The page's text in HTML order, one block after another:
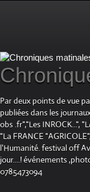
Par deux points de vue
publiées dans les
obs .fr","Les INROCK...",
"La FRANCE
l'Humanité. festival off
jour....! événements
0785473094